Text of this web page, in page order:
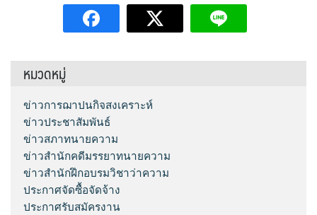
หมวดหมู่
ข่าวการฌาปนกิจสงเคราะห์
ข่าวประชาสัมพันธ์
ข่าวสภาทนายความ
ข่าวสำนักคดีมรรยาทนายความ
ข่าวสำนักฝึกอบรมวิชาว่าความ
ประกาศจัดซื้อจัดจ้าง
ประกาศรับสมัครงาน